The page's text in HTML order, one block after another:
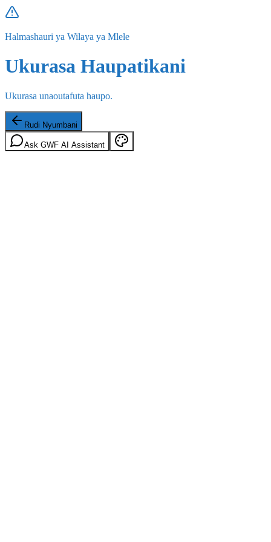
Halmashauri ya Wilaya ya Mlele
Ukurasa Haupatikani
Ukurasa unaoutafuta haupo.
Rudi Nyumbani
Ask GWF AI Assistant